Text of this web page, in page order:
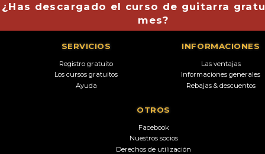
¿Has descargado el curso de guitarra
mes?
SERVICIOS
Registro gratuito
Los cursos gratuitos
Ayuda
INFORMACIONES
Las ventajas
Informaciones generales
Rebajas & descuentos
OTROS
Facebook
Nuestros socios
Derechos de utilización